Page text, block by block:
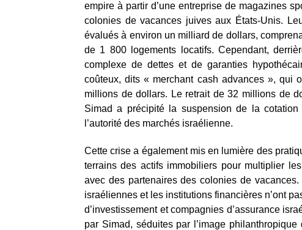
empire à partir d’une entreprise de magazines
colonies de vacances juives aux États-Unis.
évalués à environ un milliard de dollars,
de 1 800 logements locatifs. Cependant,
complexe de dettes et de garanties
coûteux, dits « merchant cash advances », qui
millions de dollars. Le retrait de 32 millions de
Simad a précipité la suspension de la
l’autorité des marchés israélienne.
Cette crise a également mis en lumière des
terrains des actifs immobiliers pour multiplier
avec des partenaires des colonies de
israéliennes et les institutions financières n’ont
d’investissement et compagnies d’assurance
par Simad, séduites par l’image